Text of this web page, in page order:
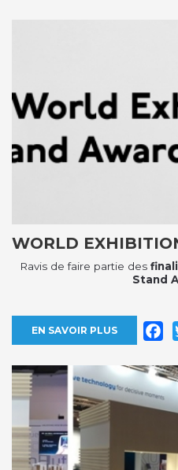
WORLD
Ravis de faire partie des
Stand
EN SAVOIR PLUS